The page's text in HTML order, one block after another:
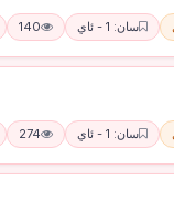
سان: 1 - ئاي 140
سان: 1 - ئاي 274